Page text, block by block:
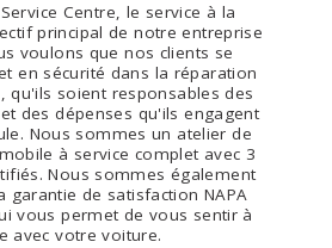
Centre, le service à la
principal de notre entreprise
voulons que nos clients se
en sécurité dans la réparation
qu'ils soient responsables des
des dépenses qu'ils engagent
Nous sommes un atelier de
à service complet avec 3
Nous sommes également
garantie de satisfaction NAPA
vous permet de vous sentir à
avec votre voiture.